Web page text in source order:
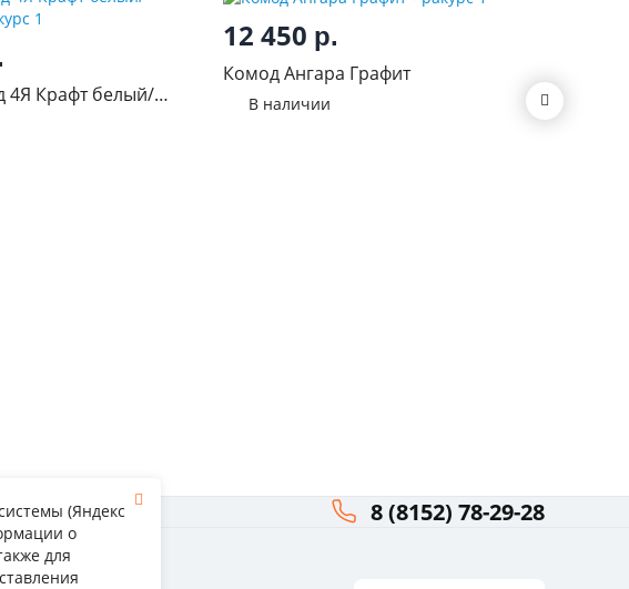
4Я Крафт белый/
12 450 р.
Комод Ангара Графит
В наличии
8 (8152) 78-29-28
Информация
(Яндекс
о
для